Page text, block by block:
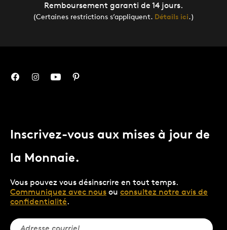
Remboursement garanti de 14 jours.
(Certaines restrictions s’appliquent. Détails ici.)
Inscrivez-vous aux mises à jour de
la Monnaie.
Vous pouvez vous désinscrire en tout temps.
Communiquez avec nous ou consultez notre avis de
confidentialité.